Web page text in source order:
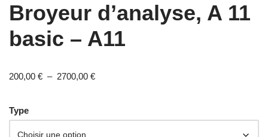
Broyeur d’analyse, A 11
basic – A11
200,00 € – 2700,00 €
Type